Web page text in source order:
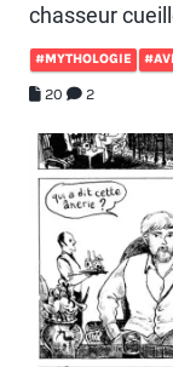
chasseur
#MYTHOLOGIE
20 2